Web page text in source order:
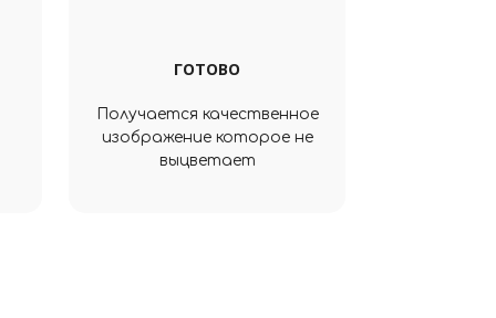
ГОТОВО
Получается качественное
изображение которое не
выцветает